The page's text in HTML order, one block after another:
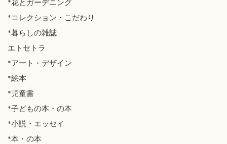
*花とガーデニング
*コレクション・こだわり
*暮らしの雑誌
エトセトラ
*アート・デザイン
*絵本
*児童書
*子どもの本・の本
*小説・エッセイ
*本・の本